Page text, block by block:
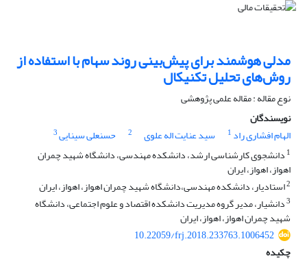
مدلی هوشمند برای پیش‌بینی روند سهام با استفاده از
روش‌های تحلیل تکنیکال
نوع مقاله : مقاله علمی پژوهشی
نویسندگان
الهام افشاری راد 1 سید عنایت اله علوی 2 حسنعلی سینایی3
1 دانشجوی کارشناسی ارشد، دانشکده مهندسی، دانشگاه شهید چمران
اهواز، اهواز، ایران
2استادیار، دانشکده مهندسی،دانشگاه شهید چمران اهواز، اهواز، ایران
3دانشیار، مدیر گروه مدیریت دانشکده اقتصاد و علوم اجتماعی، دانشگاه
شهید چمران اهواز، اهواز، ایران
10.22059/frj.2018.233763.1006452
چکیده